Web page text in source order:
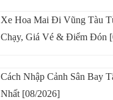
Xe Hoa Mai Đi Vũng Tàu
Chạy, Giá Vé & Điểm Đón
Cách Nhập Cảnh Sân Bay
Nhất [08/2026]